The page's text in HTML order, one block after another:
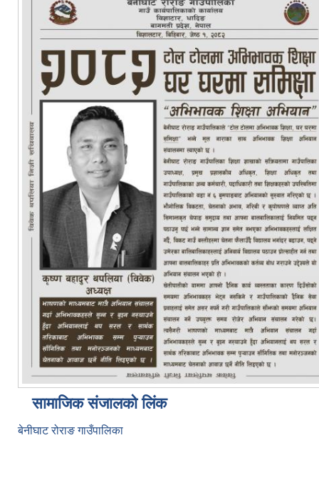
सामाजिक संजालको लिंक
बेनीघाट रोराङ गाउँपालिका